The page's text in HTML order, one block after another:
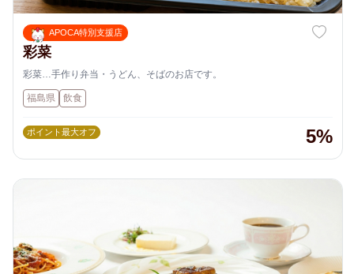
APOCA特別支援店
彩菜
彩菜…手作り弁当・うどん、そばのお店です。
福島県 飲食
ポイント最大オフ 5%